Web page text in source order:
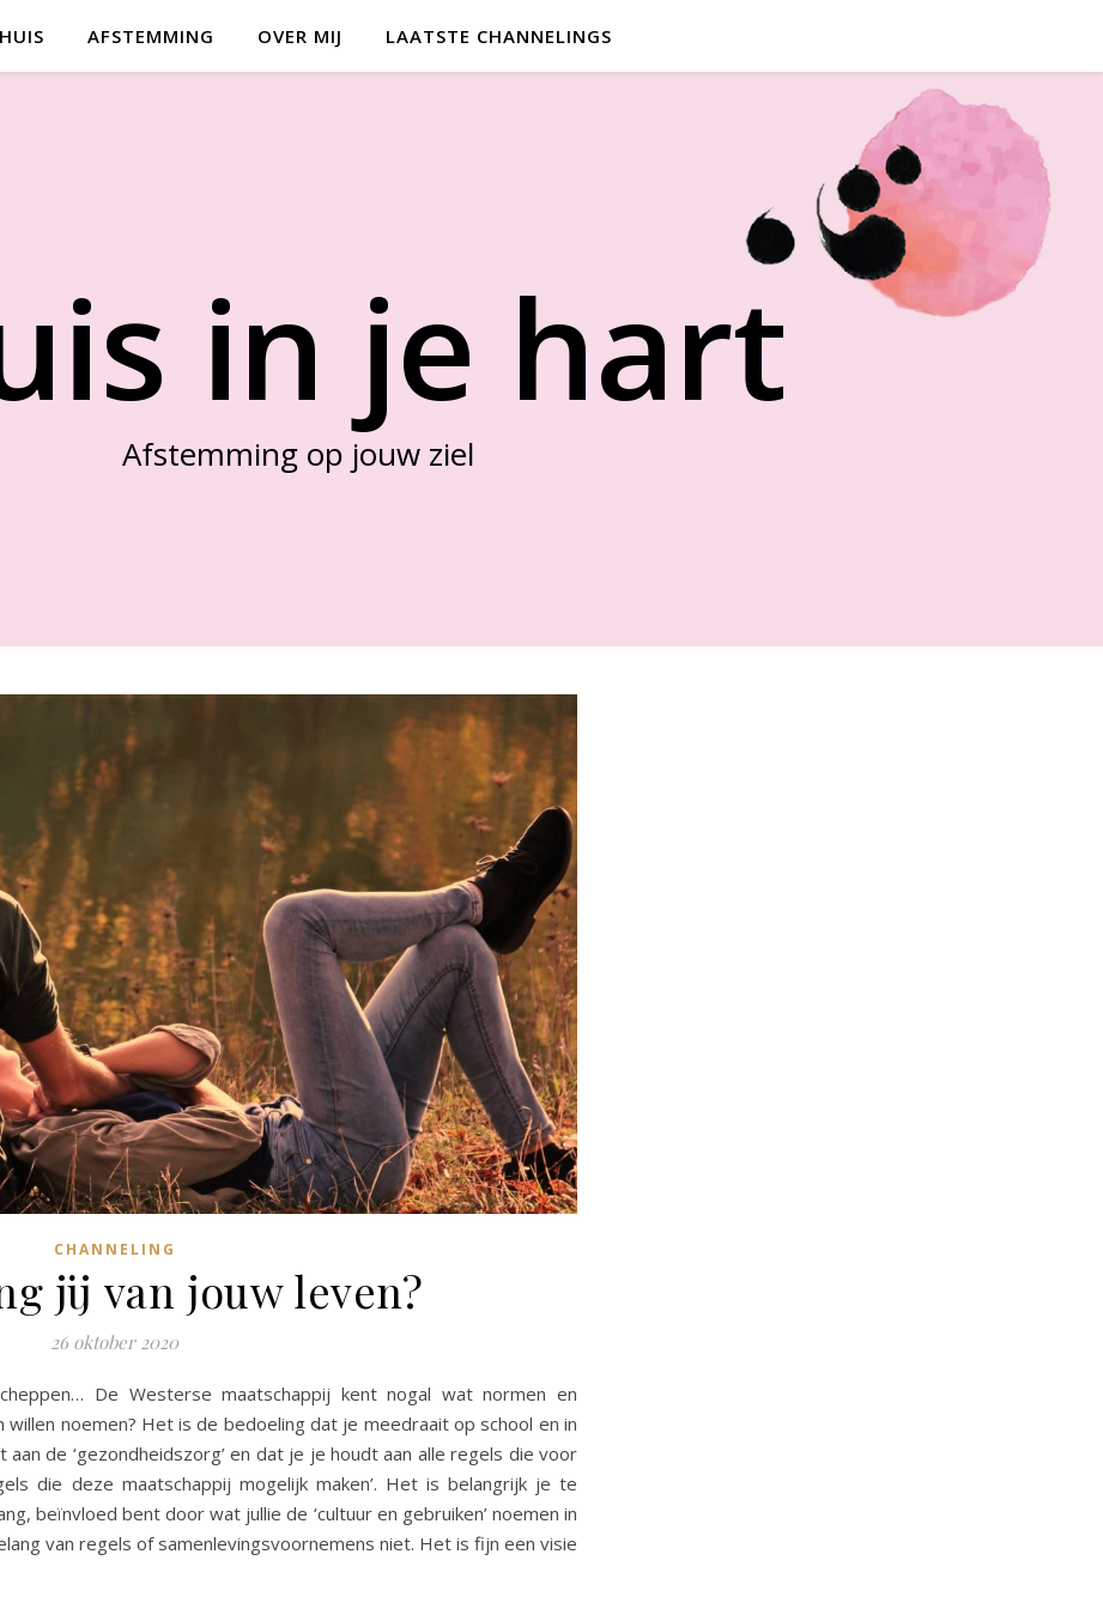
AFSTEMMING OVER MIJ LAATSTE CHANNELINGS
in je hart
Afstemming op jouw ziel
CHANNELING
jij van jouw leven?
26 oktober 2020
De Westerse maatschappij kent nogal wat normen en
noemen? Het is de bedoeling dat je meedraait op school en in
de ‘gezondheidszorg’ en dat je je houdt aan alle regels die voor
die deze maatschappij mogelijk maken’. Het is belangrijk je te
beïnvloed bent door wat jullie de ‘cultuur en gebruiken’ noemen in
van regels of samenlevingsvoornemens niet. Het is fijn een visie